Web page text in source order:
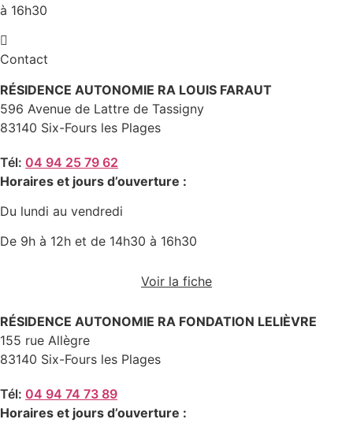
à 16h30
Contact
RÉSIDENCE AUTONOMIE RA LOUIS FARAUT
596 Avenue de Lattre de Tassigny
83140 Six-Fours les Plages
Tél: 04 94 25 79 62
Horaires et jours d’ouverture :
Du lundi au vendredi
De 9h à 12h et de 14h30 à 16h30
Voir la fiche
RÉSIDENCE AUTONOMIE RA FONDATION LELIÈVRE
155 rue Allègre
83140 Six-Fours les Plages
Tél: 04 94 74 73 89
Horaires et jours d’ouverture :